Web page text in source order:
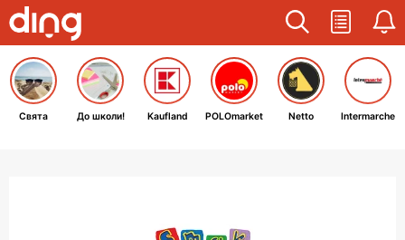
Свята До школи! Kaufland POLOmarket Netto Intermarche